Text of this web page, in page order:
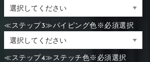
≪ステップ3≫パイピング色※必須選択
≪ステップ4≫ステッチ色※必須選択